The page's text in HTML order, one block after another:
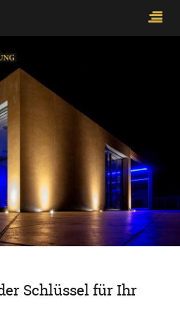
Schlüssel für Ihr